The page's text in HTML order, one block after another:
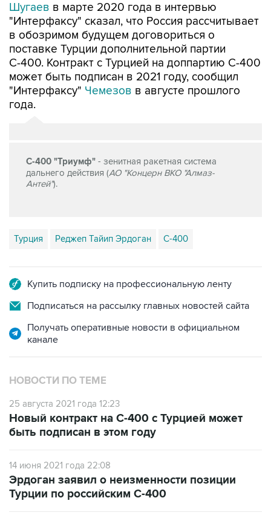
Шугаев в марте 2020 года в интервью
"Интерфаксу" сказал, что Россия рассчитывает
в обозримом будущем договориться о
поставке Турции дополнительной партии
С-400. Контракт с Турцией на доппартию С-400
может быть подписан в 2021 году, сообщил
"Интерфаксу" Чемезов в августе прошлого
года.
С-400 "Триумф" - зенитная ракетная система
дальнего действия (АО "Концерн ВКО "Алмаз-
Антей").
Турция Реджеп Тайип Эрдоган С-400
Купить подписку на профессиональную ленту
Подписаться на рассылку главных новостей сайта
Получать оперативные новости в официальном
канале
НОВОСТИ ПО ТЕМЕ
25 августа 2021 года 12:23
Новый контракт на С-400 с Турцией может
быть подписан в этом году
14 июня 2021 года 22:08
Эрдоган заявил о неизменности позиции
Турции по российским С-400